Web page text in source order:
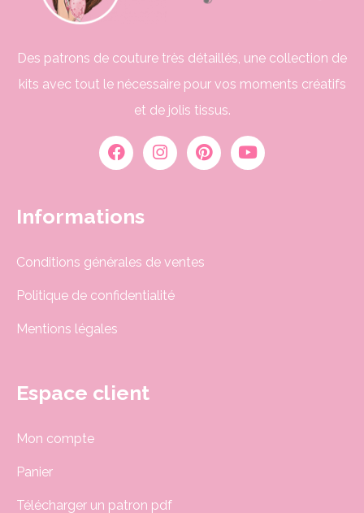
Des patrons de couture très détaillés, une collection de
kits avec tout le nécessaire pour vos moments créatifs
et de jolis tissus.
Informations
Conditions générales de ventes
Politique de confidentialité
Mentions légales
Espace client
Mon compte
Panier
Télécharger un patron pdf